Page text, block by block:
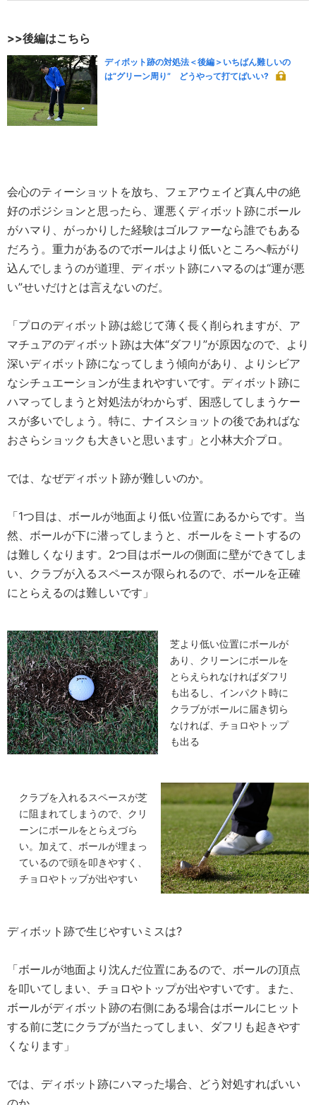
>>後編はこちら
ディボット跡の対処法＜後編＞いちばん難しいの
は“グリーン周り” どうやって打てばいい?
会心のティーショットを放ち、フェアウェイど真ん中の絶
好のポジションと思ったら、運悪くディボット跡にボール
がハマり、がっかりした経験はゴルファーなら誰でもある
だろう。重力があるのでボールはより低いところへ転がり
込んでしまうのが道理、ディボット跡にハマるのは“運が悪
い”せいだけとは言えないのだ。
「プロのディボット跡は総じて薄く長く削られますが、ア
マチュアのディボット跡は大体“ダフリ”が原因なので、より
深いディボット跡になってしまう傾向があり、よりシビア
なシチュエーションが生まれやすいです。ディボット跡に
ハマってしまうと対処法がわからず、困惑してしまうケー
スが多いでしょう。特に、ナイスショットの後であればな
おさらショックも大きいと思います」と小林大介プロ。
では、なぜディボット跡が難しいのか。
「1つ目は、ボールが地面より低い位置にあるからです。当
然、ボールが下に潜ってしまうと、ボールをミートするの
は難しくなります。2つ目はボールの側面に壁ができてしま
い、クラブが入るスペースが限られるので、ボールを正確
にとらえるのは難しいです」
芝より低い位置にボールが
あり、クリーンにボールを
とらえられなければダフリ
も出るし、インパクト時に
クラブがボールに届き切ら
なければ、チョロやトップ
も出る
クラブを入れるスペースが芝
に阻まれてしまうので、クリ
ーンにボールをとらえづら
い。加えて、ボールが埋まっ
ているので頭を叩きやすく、
チョロやトップが出やすい
ディボット跡で生じやすいミスは?
「ボールが地面より沈んだ位置にあるので、ボールの頂点
を叩いてしまい、チョロやトップが出やすいです。また、
ボールがディボット跡の右側にある場合はボールにヒット
する前に芝にクラブが当たってしまい、ダフリも起きやす
くなります」
では、ディボット跡にハマった場合、どう対処すればいい